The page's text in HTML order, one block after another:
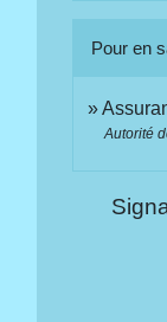
Pour en
Autorité